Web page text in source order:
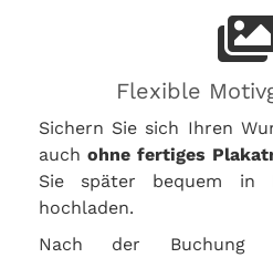
Flexible
Sichern Sie sich Ihren
auch ohne fertiges
Sie später bequem in
hochladen.
Nach der Buchung